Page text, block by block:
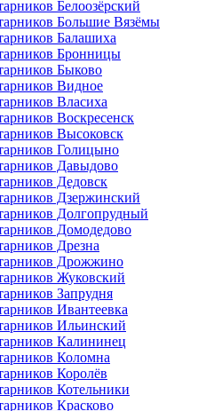
Белоозёрский
Большие Вязёмы
Балашиха
Бронницы
Быково
Видное
Власиха
Воскресенск
Высоковск
Голицыно
Давыдово
Дедовск
Дзержинский
Долгопрудный
Домодедово
Дрезна
Дрожжино
Жуковский
Запрудня
Ивантеевка
Ильинский
Калининец
Коломна
Королёв
Котельники
Красково